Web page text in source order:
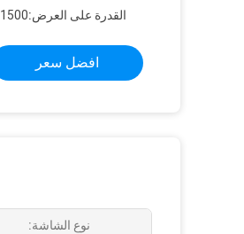
القدرة على العرض:1500 قطعة / أسبوع
افضل سعر
نوع الشاشة: